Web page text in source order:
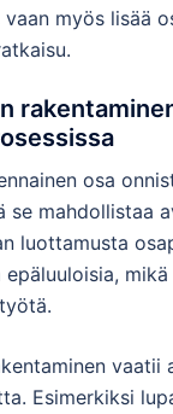
myös lisää
osa
se mahdollistaa
luottamusta
vaatii
Esimerkiksi